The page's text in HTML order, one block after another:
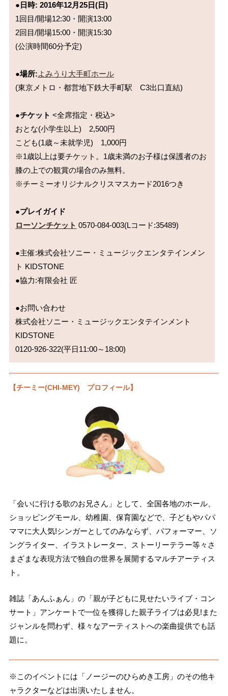
●日時: 2016年12月25日(日)
1回目/開場12:30・開演13:00
2回目/開場15:00・開演15:30
(公演時間60分予定)
●場所:よみうり大手町ホール
(東京メトロ・都営地下鉄大手町駅　C3出口直結)
●チケット <全席指定・税込>
おとな(小学生以上)　2,500円
こども(1歳～未就学児)　1,000円
※1歳以上は要チケット。1歳未満のお子様は保護者のお
膝の上での観賞の場合のみ無料。
※チーミーオリジナルクリスマスカード2016つき
●プレイガイド
ローソンチケット 0570-084-003(Lコード:35489)
●主催:株式会社ソニー・ミュージックエンタテインメン
ト KIDSTONE
●協力:有限会社 匠
●お問い合わせ
株式会社ソニー・ミュージックエンタテインメント
KIDSTONE
0120-926-322(平日11:00～18:00)
【チーミー(CHI-MEY) プロフィール】
「会いに行ける歌のお兄さん」として、全国各地のホール、
ショッピングモール、幼稚園、保育園などで、子どもやパパ
ママに大人気!シンガーとしてのみならず、パフォーマー、ソ
ングライター、イラストレーター、ストーリーテラー等々さ
まざまな表現方法で独自の世界を展開するマルチアーティス
ト。
雑誌「あんふぁん」の「親が子どもに見せたいライブ・コン
サート」アンケートで一位を獲得した親子ライブは必見!また
ジャンルを問わず、様々なアーティストへの楽曲提供でも話
題に。
※このイベントには「ノージーのひらめき工房」のその他キ
ャラクターなどは出演いたしません。